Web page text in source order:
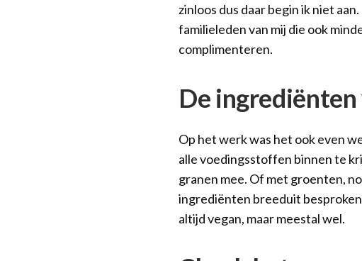
zinloos dus daar begin ik niet
familieleden van mij die ook
complimenteren.
De
Op het werk was het ook even
alle voedingsstoffen binnen te
granen mee. Of met groenten,
ingrediënten breeduit
altijd vegan, maar meestal wel.